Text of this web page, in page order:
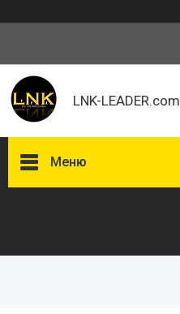
LNK-LEADER.com
Меню
Фотогалерея